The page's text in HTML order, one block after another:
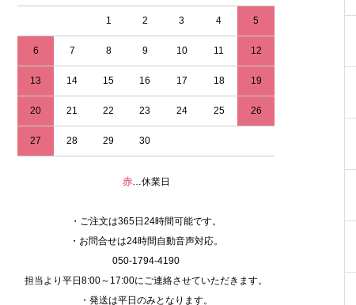
1 2 3 4 5
6 7 8 9 10 11 12
13 14 15 16 17 18 19
20 21 22 23 24 25 26
27 28 29 30
赤…休業日
・ご注文は365日24時間可能です。
・お問合せは24時間自動音声対応。
050-1794-4190
担当より平日8:00～17:00にご連絡させていただきます。
・発送は平日のみとなります。